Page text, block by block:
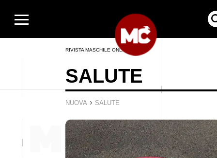
RIVISTA MASCHILE ONLINE
SALUTE
NUOVA › SALUTE